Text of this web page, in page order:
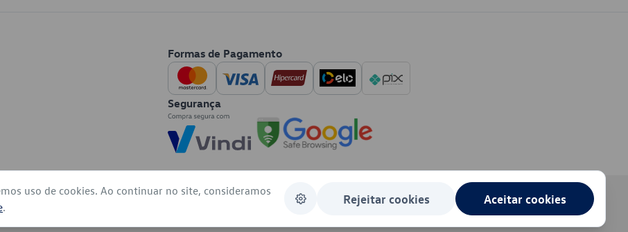
Formas de Pagamento
Segurança
uso de cookies. Ao continuar no site, consideramos
.
Rejeitar cookies Aceitar cookies